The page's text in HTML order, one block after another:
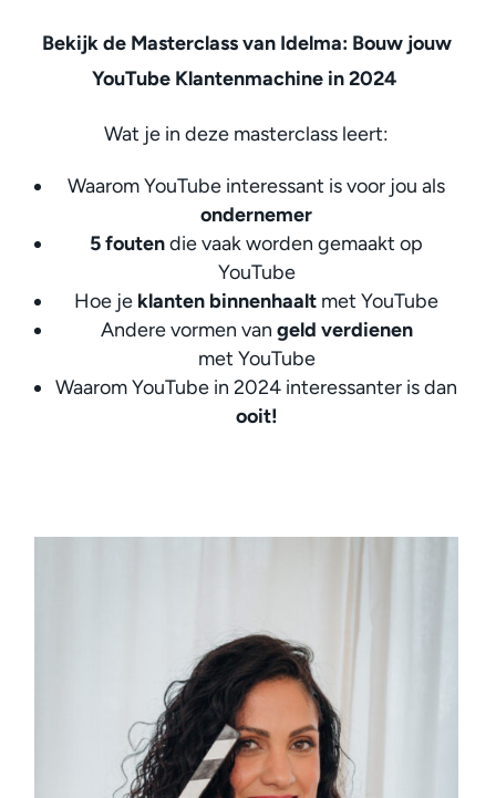
Bekijk de Masterclass van Idelma: Bouw jouw
YouTube Klantenmachine in 2024
Wat je in deze masterclass leert:
Waarom YouTube interessant is voor jou als
ondernemer
5foutendie vaak worden gemaakt op
YouTube
Hoe je klanten binnenhaalt met YouTube
Andere vormen van geld verdienen
met YouTube
Waarom YouTube in 2024 interessanter is dan
ooit!